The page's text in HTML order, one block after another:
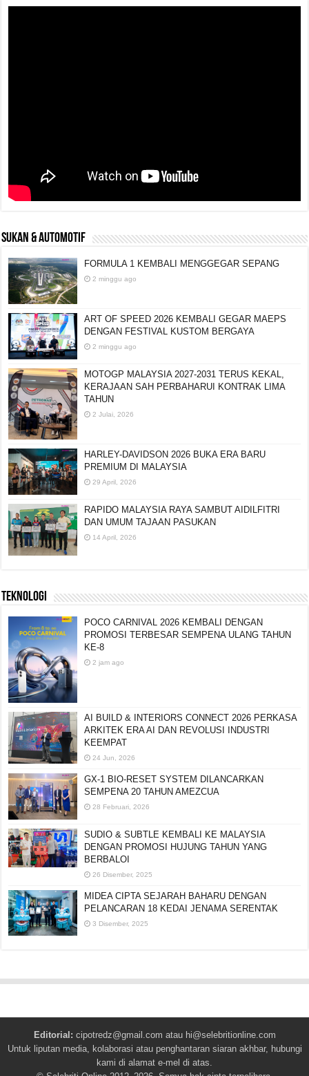
SUKAN & AUTOMOTIF
FORMULA 1 KEMBALI MENGGEGAR SEPANG
2 minggu ago
ART OF SPEED 2026 KEMBALI GEGAR MAEPS
DENGAN FESTIVAL KUSTOM BERGAYA
2 minggu ago
MOTOGP MALAYSIA 2027-2031 TERUS KEKAL,
KERAJAAN SAH PERBAHARUI KONTRAK LIMA
TAHUN
2 Julai, 2026
HARLEY-DAVIDSON 2026 BUKA ERA BARU
PREMIUM DI MALAYSIA
29 April, 2026
RAPIDO MALAYSIA RAYA SAMBUT AIDILFITRI
DAN UMUM TAJAAN PASUKAN
14 April, 2026
TEKNOLOGI
POCO CARNIVAL 2026 KEMBALI DENGAN
PROMOSI TERBESAR SEMPENA ULANG TAHUN
KE-8
2 jam ago
AI BUILD & INTERIORS CONNECT 2026 PERKASA
ARKITEK ERA AI DAN REVOLUSI INDUSTRI
KEEMPAT
24 Jun, 2026
GX-1 BIO-RESET SYSTEM DILANCARKAN
SEMPENA 20 TAHUN AMEZCUA
28 Februari, 2026
SUDIO & SUBTLE KEMBALI KE MALAYSIA
DENGAN PROMOSI HUJUNG TAHUN YANG
BERBALOI
26 Disember, 2025
MIDEA CIPTA SEJARAH BAHARU DENGAN
PELANCARAN 18 KEDAI JENAMA SERENTAK
3 Disember, 2025
Editorial: cipotredz@gmail.com atau hi@selebritionline.com
Untuk liputan media, kolaborasi atau penghantaran siaran akhbar, hubungi
kami di alamat e-mel di atas.